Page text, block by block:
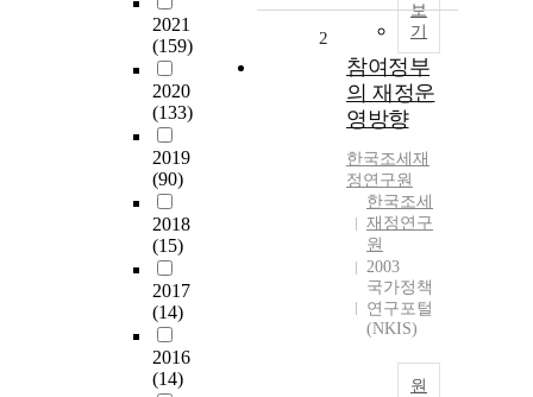
2021
(159)
2020
(133)
2019
(90)
2018
(15)
2017
(14)
2016
(14)
보
기
2
참여정부
의 재정운
영방향
한국조세재
정연구원
한국조세
재정연구
원
2003
국가정책
연구포털
(NKIS)
원